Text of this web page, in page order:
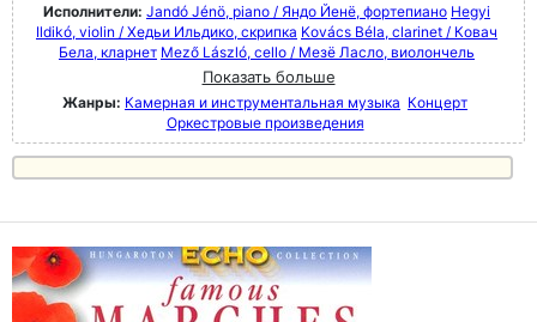
Исполнители: Jandó Jénö, piano / Яндо Йенё, фортепиано Hegyi
Ildikó, violin / Хедьи Ильдико, скрипка Kovács Béla, clarinet / Ковач
Бела, кларнет Mező László, cello / Мезё Ласло, виолончель
Показать больше
Жанры: Камерная и инструментальная музыка Концерт
Оркестровые произведения